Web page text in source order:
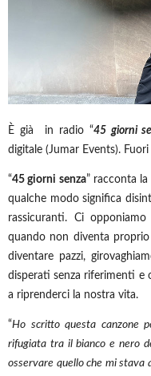
È già in radio “45 giorni
digitale (Jumar Events).
“45 giorni senza” racconta
qualche modo significa
rassicuranti. Ci
quando non diventa
diventare pazzi,
disperati senza riferimenti e
a riprenderci la nostra vita.
“Ho scritto questa canzone
rifugiata tra il bianco e nero
osservare quello che mi stava